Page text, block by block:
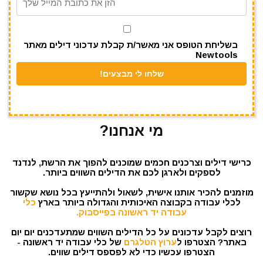
בשליחת הטופס אני מאשר/ת קבלת עדכוני דילים מאתר
Newtools
מי אנחנו?
כרישי דילים וצרכנים חכמים שמוכנים להפוך את הרשת, לנדנד
לספקים ולארגן לכם את הדילים השווים ביותר.
מוזמנים להכיר אותנו אישית, לשאול ולהתייעץ בכל נושא שקשור
לכלי עבודה בקבוצה האיכותית והגדולה ביותר בארץ כלי
עבודה יד ראשונה בפייסבוק.
רוצים לקבל עדכונים על כל הדילים השווים שמתעדכנים יום יום
באתר? הצטרפו לערוץ הטלגרם של כלי עבודה יד ראשונה -
הצטרפו עכשיו כדי לא לפספס דילים שווים.